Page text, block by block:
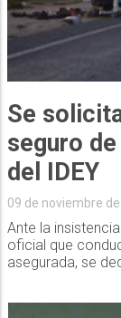
Se
seguro
del IDEY
09 de noviembre
Ante la
oficial que
asegurada, se